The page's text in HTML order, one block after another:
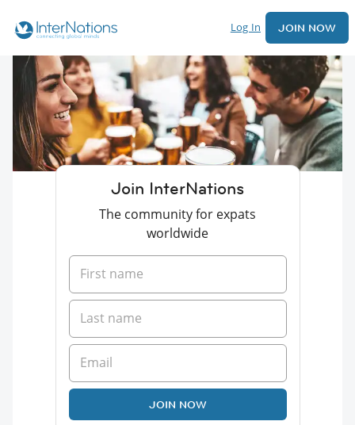
Log In JOIN NOW
Join InterNations
The community for expats
worldwide
JOIN NOW